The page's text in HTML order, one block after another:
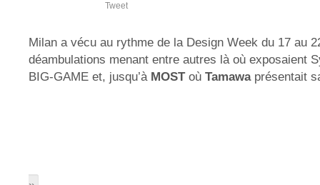
Tweet
Milan a vécu au rythme de la Design Week du 17 au
déambulations menant entre autres là où exposaient
BIG-GAME et, jusqu’à MOSToù Tamawaprésentait